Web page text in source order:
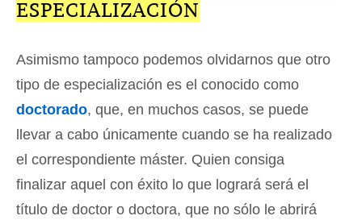
ESPECIALIZACIÓN
Asimismo tampoco podemos olvidarnos que otro
tipo de especialización es el conocido como
doctorado, que, en muchos casos, se puede
llevar a cabo únicamente cuando se ha realizado
el correspondiente máster. Quien consiga
finalizar aquel con éxito lo que logrará será el
título de doctor o doctora, que no sólo le abrirá